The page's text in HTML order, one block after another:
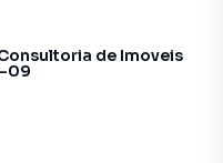
de Imoveis
09